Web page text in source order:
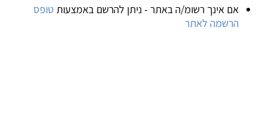
אם אינך רשומ/ה באתר - ניתן להרשם באמצעות טופס
הרשמה לאתר